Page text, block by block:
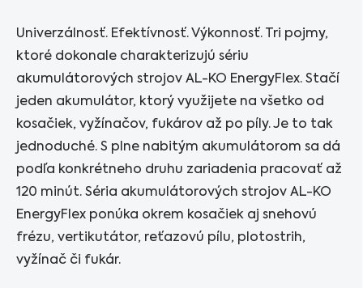
Univerzálnosť. Efektívnosť. Výkonnosť. Tri pojmy,
ktoré dokonale charakterizujú sériu
akumulátorových strojov AL-KO EnergyFlex. Stačí
jeden akumulátor, ktorý využijete na všetko od
kosačiek, vyžínačov, fukárov až po píly. Je to tak
jednoduché. S plne nabitým akumulátorom sa dá
podľa konkrétneho druhu zariadenia pracovať až
120 minút. Séria akumulátorových strojov AL-KO
EnergyFlex ponúka okrem kosačiek aj snehovú
frézu, vertikutátor, reťazovú pílu, plotostrih,
vyžínač či fukár.